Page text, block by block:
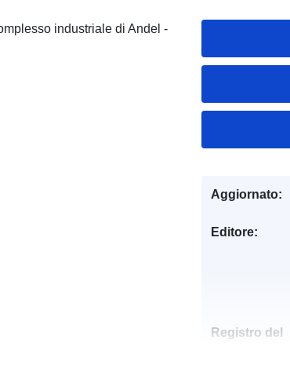
industriale di Andel -
Aggiornato:
Editore:
Registro del